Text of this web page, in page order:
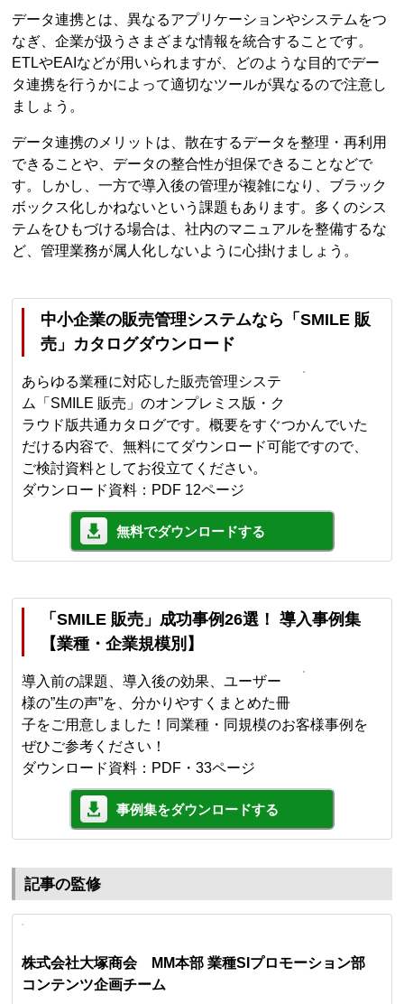
データ連携とは、異なるアプリケーションやシステムをつ
なぎ、企業が扱うさまざまな情報を統合することです。
ETLやEAIなどが用いられますが、どのような目的でデー
タ連携を行うかによって適切なツールが異なるので注意し
ましょう。
データ連携のメリットは、散在するデータを整理・再利用
できることや、データの整合性が担保できることなどで
す。しかし、一方で導入後の管理が複雑になり、ブラック
ボックス化しかねないという課題もあります。多くのシス
テムをひもづける場合は、社内のマニュアルを整備するな
ど、管理業務が属人化しないように心掛けましょう。
中小企業の販売管理システムなら「SMILE 販
売」カタログダウンロード
あらゆる業種に対応した販売管理システ
ム「SMILE 販売」のオンプレミス版・ク
ラウド版共通カタログです。概要をすぐつかんでいた
だける内容で、無料にてダウンロード可能ですので、
ご検討資料としてお役立てください。
ダウンロード資料：PDF 12ページ
無料でダウンロードする
「SMILE 販売」成功事例26選！ 導入事例集
【業種・企業規模別】
導入前の課題、導入後の効果、ユーザー
様の”生の声”を、分かりやすくまとめた冊
子をご用意しました！同業種・同規模のお客様事例を
ぜひご参考ください！
ダウンロード資料：PDF・33ページ
事例集をダウンロードする
記事の監修
株式会社大塚商会 MM本部 業種SIプロモーション部
コンテンツ企画チーム